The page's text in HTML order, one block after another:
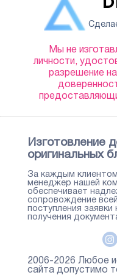
Мы не
личности,
разрешение
Изготовление
оригинальных
За каждым
менеджер нашей
обеспечивает
сопровождение
поступления
получения
2006-2026 Любое
сайта допустимо